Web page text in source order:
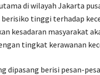
di wilayah Jakarta
tinggi terhadap
kesadaran masyarakat
tingkat kerawanan
dipasang berisi pesan-